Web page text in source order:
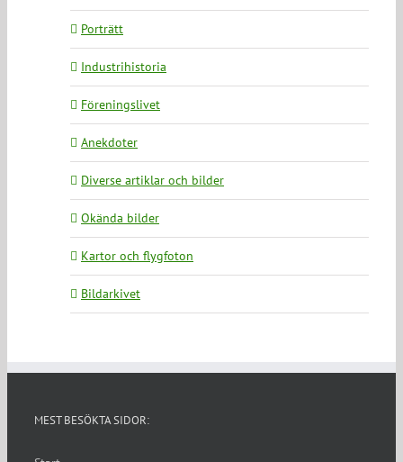
Porträtt
Industrihistoria
Föreningslivet
Anekdoter
Diverse artiklar och bilder
Okända bilder
Kartor och flygfoton
Bildarkivet
MEST BESÖKTA SIDOR: